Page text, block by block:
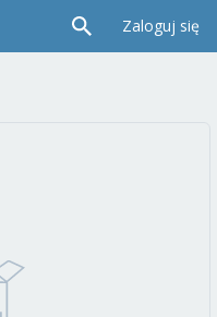
Zaloguj się